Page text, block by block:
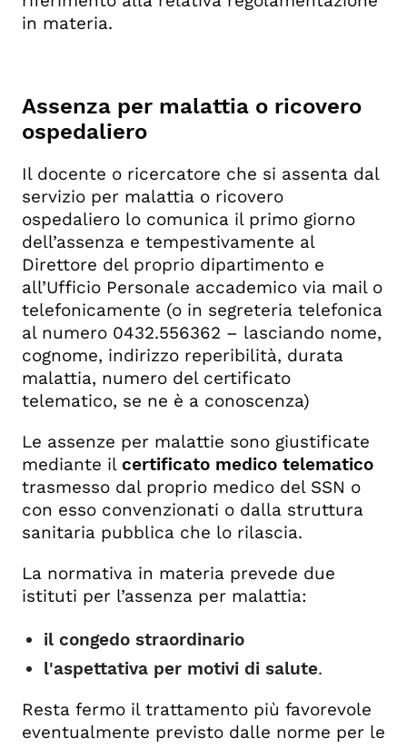
in materia.
Assenza per malattia o ricovero
ospedaliero
Il docente o ricercatore che si assenta dal
servizio per malattia o ricovero
ospedaliero lo comunica il primo giorno
dell’assenza e tempestivamente al
Direttore del proprio dipartimento e
all’Ufficio Personale accademico via mail o
telefonicamente (o in segreteria telefonica
al numero 0432.556362 – lasciando nome,
cognome, indirizzo reperibilità, durata
malattia, numero del certificato
telematico, se ne è a conoscenza)
Le assenze per malattie sono giustificate
mediante il certificato medico telematico
trasmesso dal proprio medico del SSN o
con esso convenzionati o dalla struttura
sanitaria pubblica che lo rilascia.
La normativa in materia prevede due
istituti per l’assenza per malattia:
il congedo straordinario
l'aspettativa per motivi di salute.
Resta fermo il trattamento più favorevole
eventualmente previsto dalle norme per le